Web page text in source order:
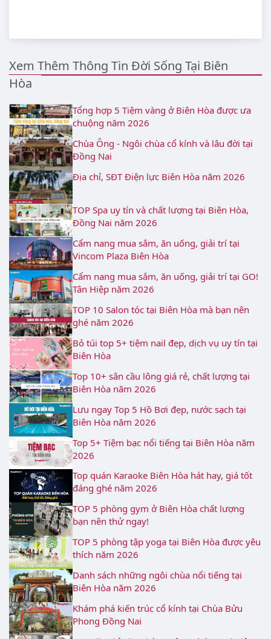
Xem Thêm Thông Tin Đời Sống Tại Biên
Hòa
Tổng hợp 5 Tiệm vàng ở Biên Hòa được ưa
chuộng năm 2026
Chùa Ông - Ngôi chùa cổ kính và lâu đời tại
Đồng Nai
Địa chỉ, SĐT Điện lực Biên Hòa năm 2026
TOP Spa uy tín và chất lượng tại Biên Hòa,
Đồng Nai năm 2026
Cẩm nang mua sắm, ăn uống, giải trí tại
Vincom Plaza Biên Hòa
Cẩm nang mua sắm, ăn uống, giải trí tại GO!
Tân Hiệp năm 2026
TOP 10 Salon tóc tại Biên Hòa mà bạn nên
ghé năm 2026
Bỏ túi top 5+ tiệm nail đẹp, dịch vụ uy tín tại
Biên Hòa
Top 10+ sân cầu lông giá rẻ, chất lượng tại
Biên Hòa năm 2026
Lưu ngay Top 5 Hồ Bơi đẹp, nước sạch tại
Biên Hòa năm 2026
Top 5+ Tiệm bạc nổi tiếng tại Biên Hòa năm
2026
Top quán Karaoke Biên Hòa hát hay, giá tốt
đáng ghé năm 2026
TOP 5 phòng gym ở Biên Hòa chất lượng
bạn nên thử ngay!
TOP 5 phòng tập yoga tại Biên Hòa được yêu
thích năm 2026
Danh sách những ngôi chùa nổi tiếng tại
Biên Hòa năm 2026
Khám phá kiến trúc cổ kính tại Chùa Bửu
Phong Đồng Nai